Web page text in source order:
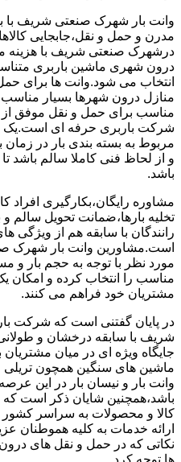
وانت بار شهرک صنعتی شریف با
مدرن و حمل و نقل،جابجایی
درشهرک صنعتی شریف با هزینه
درون شهری ماشین باربری
انتخاب می شود.وانت ها برای
منازل درون شهرها بسیار مناسب
مناسب برای حمل و نقل موفق
شرکت باربری حرفه ای است.یک
مربوط به بسته بندی بار در زمان
و از لحاظ فنی کاملا سالم باشد
باشد.
مشاوره رایگان،بکارگیری افراد
تخلیه بارها،ضمانت تحویل سالم و
رانندگان با سابقه هم از
است.مشاورین وانت بار شهرک
مورد نظر با توجه به حجم بار و
مناسب را انتخاب کرده و امکان
مشتریان خود فراهم می کنند.
در پایان گفتنی است که شرکت
شریف با سابقه درخشان و
جایگاه ویژه ای در میان
ماشین های سنگین همچون تریلی
وانت بار و نیسان بار در این
باشد،همچنین شایان ذکر است که
کالا و محصولات به سراسر کشور
ارائه خدمات به کلیه هموطنان
نکاتی که در حمل و نقل های
ها توجه کرد